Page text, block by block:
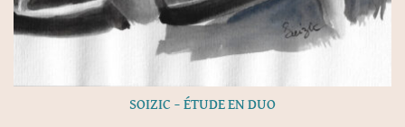
SOIZIC – ÉTUDE EN DUO